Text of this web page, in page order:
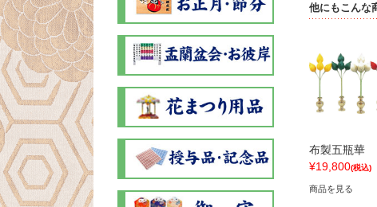
他にもこんな
布製五瓶華
¥19,800(税込)
商品を見る